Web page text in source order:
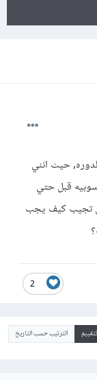
حيث انني
قبل حتي
تجيب كيف يجب
2
الترتيب حسب التاريخ